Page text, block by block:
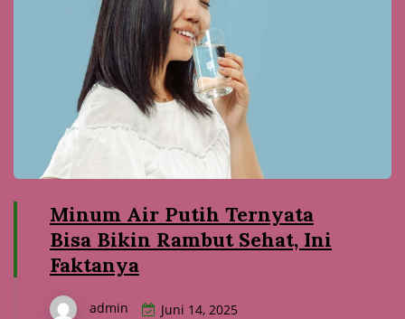
Minum Air Putih Ternyata
Bisa Bikin Rambut Sehat, Ini
Faktanya
admin Juni 14, 2025